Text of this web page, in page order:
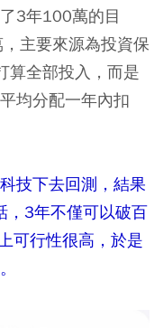
3年100萬的目
主要來源為投資保
算全部投入，而是
均分配一年內扣
技下去回測，結果
，3年不僅可以破百
可行性很高，於是